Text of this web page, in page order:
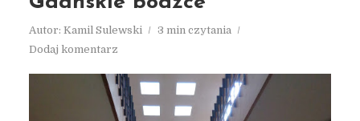
Autor: Kamil Sulewski
3 min czytania
Dodaj komentarz